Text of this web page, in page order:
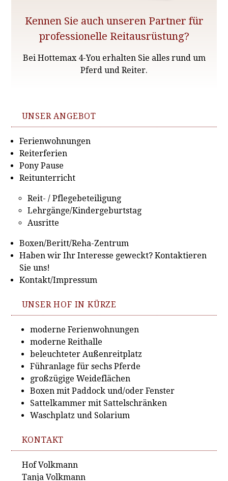
Kennen Sie auch unseren Partner für
professionelle Reitausrüstung?
Bei Hottemax 4-You erhalten Sie alles rund um
Pferd und Reiter.
UNSER ANGEBOT
Ferienwohnungen
Reiterferien
Pony Pause
Reitunterricht
Reit- / Pflegebeteiligung
Lehrgänge/Kindergeburtstag
Ausritte
Boxen/Beritt/Reha-Zentrum
Haben wir Ihr Interesse geweckt? Kontaktieren
Sie uns!
Kontakt/Impressum
UNSER HOF IN KÜRZE
moderne Ferienwohnungen
moderne Reithalle
beleuchteter Außenreitplatz
Führanlage für sechs Pferde
großzügige Weideflächen
Boxen mit Paddock und/oder Fenster
Sattelkammer mit Sattelschränken
Waschplatz und Solarium
KONTAKT
Hof Volkmann
Tanja Volkmann